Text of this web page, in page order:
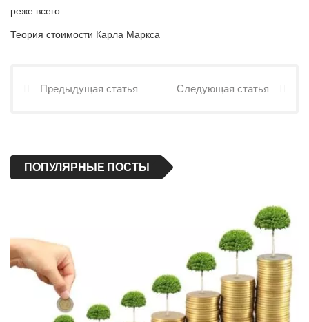
реже всего.
Теория стоимости Карла Маркса
Предыдущая статья Следующая статья
ПОПУЛЯРНЫЕ ПОСТЫ